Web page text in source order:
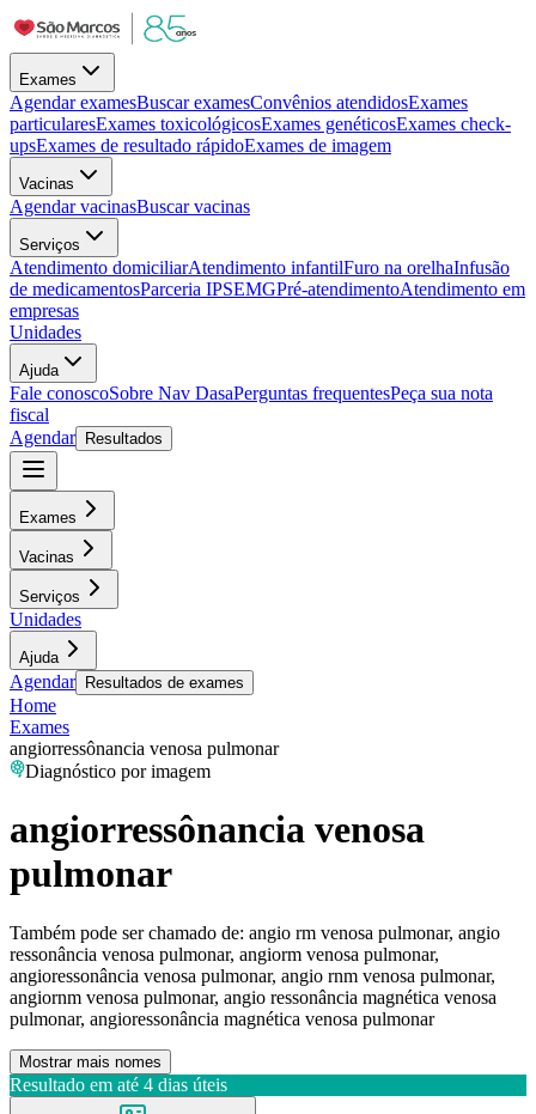
Exames
Agendar examesBuscar examesConvênios atendidosExames
particularesExames toxicológicosExames genéticosExames check-
upsExames de resultado rápidoExames de imagem
Vacinas
Agendar vacinasBuscar vacinas
Serviços
Atendimento domiciliarAtendimento infantilFuro na orelhaInfusão
de medicamentosParceria IPSEMGPré-atendimentoAtendimento em
empresas
Unidades
Ajuda
Fale conoscoSobre Nav DasaPerguntas frequentesPeça sua nota
fiscal
Agendar
Resultados
Exames
Vacinas
Serviços
Unidades
Ajuda
Agendar Resultados de exames
Home
Exames
angiorressônancia venosa pulmonar
Diagnóstico por imagem
angiorressônancia venosa
pulmonar
Também pode ser chamado de: angio rm venosa pulmonar, angio
ressonância venosa pulmonar, angiorm venosa pulmonar,
angioressonância venosa pulmonar, angio rnm venosa pulmonar,
angiornm venosa pulmonar, angio ressonância magnética venosa
pulmonar, angioressonância magnética venosa pulmonar
Mostrar mais nomes
Resultado em até 4 dias úteis